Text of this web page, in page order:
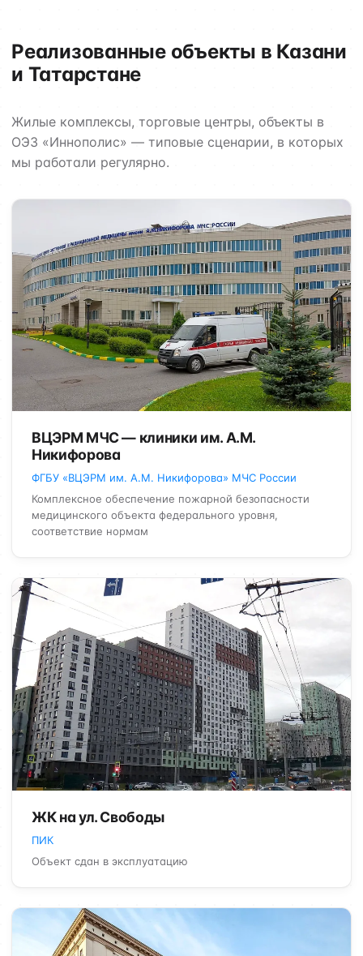
Реализованные объекты в Казани
и Татарстане
Жилые комплексы, торговые центры, объекты в
ОЭЗ «Иннополис» — типовые сценарии, в которых
мы работали регулярно.
ВЦЭРМ МЧС — клиники им. А.М.
Никифорова
ФГБУ «ВЦЭРМ им. А.М. Никифорова» МЧС России
Комплексное обеспечение пожарной безопасности
медицинского объекта федерального уровня,
соответствие нормам
ЖК на ул. Свободы
ПИК
Объект сдан в эксплуатацию